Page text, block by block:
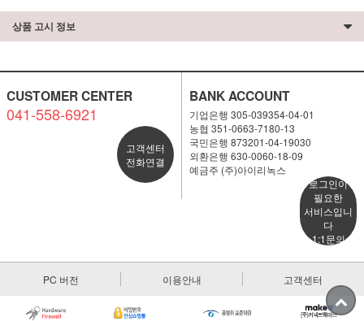
상품 고시 정보
CUSTOMER CENTER
041-558-6921
고객센터
전화연결
BANK ACCOUNT
기업은행 305-039354-04-01
농협 351-0663-7180-13
국민은행 873201-04-19030
외환은행 630-0060-18-09
예금주 (주)아이리녹스
로그인이
필요한
서비스입니
다
1:1문의
PC 버전 이용안내 고객센터